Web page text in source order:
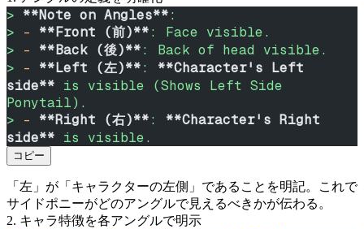
> **Note on Angles**:
> - **Front (前)**: Face visible.
> - **Back (後)**: Back of head visible.
> - **Left (左)**: **Character's Left
side** is visible (Shows Left Side
Ponytail).
> - **Right (右)**: **Character's Right
side** is visible.
コピー
「左」が「キャラクターの左側」であることを明記。これで
サイドポニーがどのアングルで見えるべきかが伝わる。
2. キャラ特徴を各アングルで明示